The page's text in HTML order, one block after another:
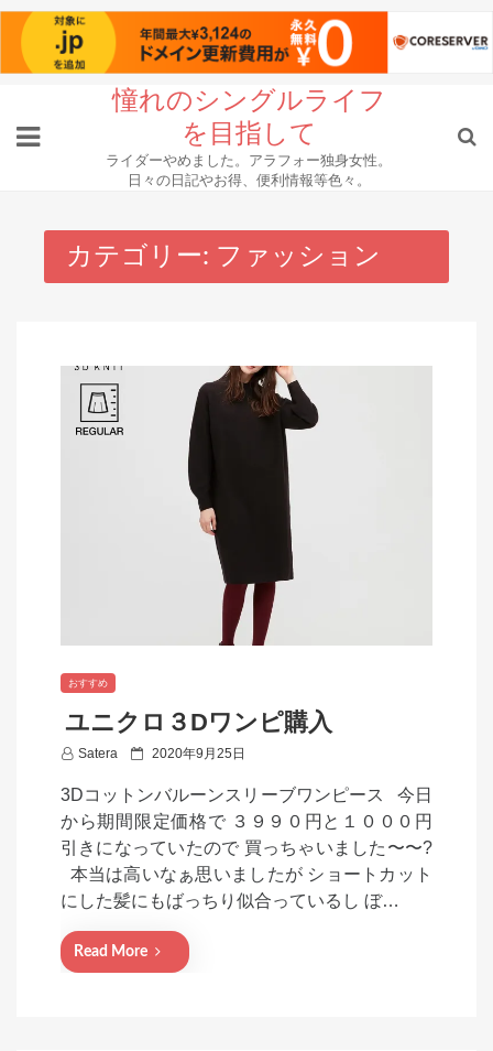
content
憧れのシングルライフ
を目指して
ライダーやめました。アラフォー独身女性。
日々の日記やお得、便利情報等色々。
カテゴリー: ファッション
おすすめ
ユニクロ３Dワンピ購入
Satera
P
s
t
e
d
o
2020年9月25日
3Dコットンバルーンスリーブワンピース 今日
から期間限定価格で ３９９０円と１０００円
引きになっていたので 買っちゃいました〜〜?
本当は高いなぁ思いましたが ショートカット
にした髪にもばっちり似合っているし ぼ…
Read More